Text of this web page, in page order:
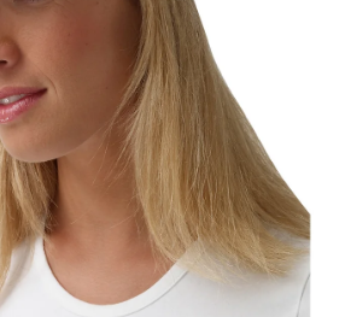
Chránená dielňa
Pre firmy
a zľavy
Potlač lôg
Reklamačný poriadok
/odstúpenie od zmluvy